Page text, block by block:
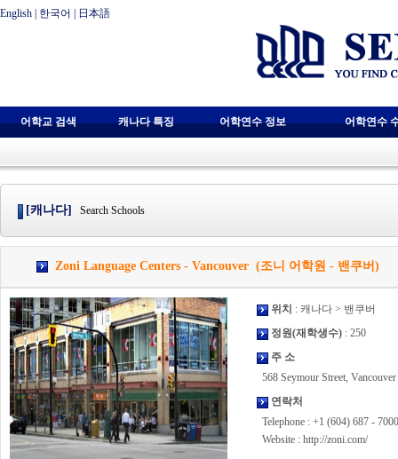
English 한국어 日本語
어학교 검색 캐나다 특징 어학연수 정보 어학연수
[캐나다] Search Schools
Zoni Language Centers - Vancouver (조니 어학원 - 밴쿠버)
위치 : 캐나다 > 밴쿠버
정원(재학생수) : 250
주 소
568 Seymour Street,
연락처
Telephone : +1 (604) 687 - 7000
Website : http://zoni.com/